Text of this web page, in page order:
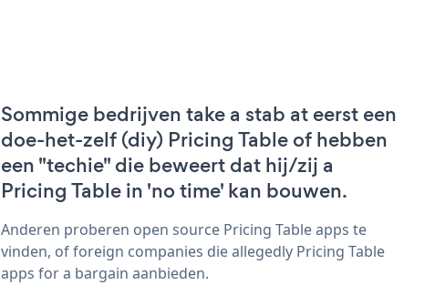
Sommige bedrijven take a stab at eerst een
doe-het-zelf (diy) Pricing Table of hebben
een "techie" die beweert dat hij/zij a
Pricing Table in 'no time' kan bouwen.
Anderen proberen open source Pricing Table apps te
vinden, of foreign companies die allegedly Pricing Table
apps for a bargain aanbieden.